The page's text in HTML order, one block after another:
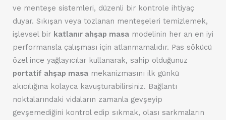
ve menteşe sistemleri, düzenli bir kontrole ihtiyaç
duyar. Sıkışan veya tozlanan menteşeleri temizlemek,
işlevsel bir katlanır ahşap masa modelinin her an en iyi
performansla çalışması için atlanmamalıdır. Pas sökücü
özel ince yağlayıcılar kullanarak, sahip olduğunuz
portatif ahşap masa mekanizmasını ilk günkü
akıcılığına kolayca kavuşturabilirsiniz. Bağlantı
noktalarındaki vidaların zamanla gevşeyip
gevşemediğini kontrol edip sıkmak, olası sarkmaların